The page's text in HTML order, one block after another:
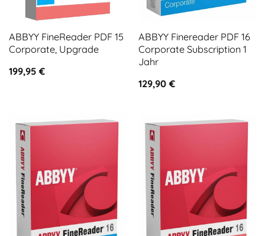
ABBYY FineReader PDF 15
Corporate, Upgrade
199,95 €
ABBYY Finereader PDF 16
Corporate Subscription 1
Jahr
129,90 €